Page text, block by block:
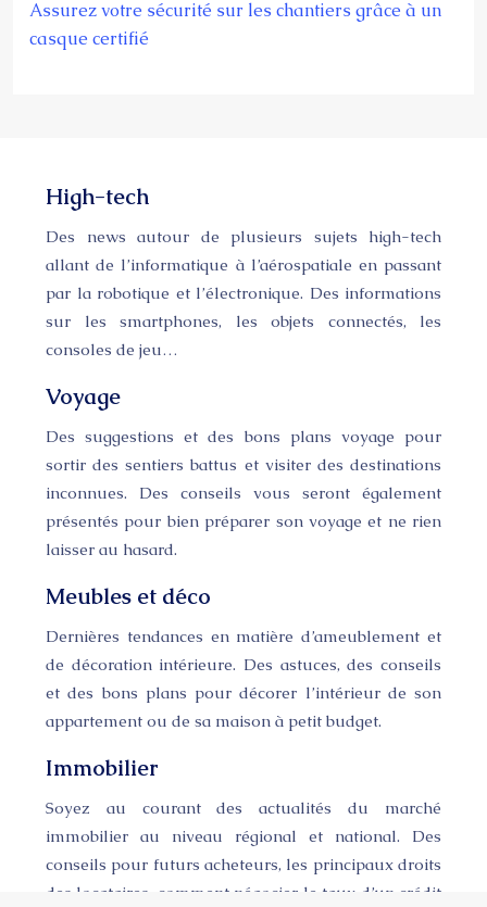
Assurez votre sécurité sur les chantiers grâce à un
casque certifié
High-tech
Des news autour de plusieurs sujets high-tech
allant de l’informatique à l’aérospatiale en passant
par la robotique et l’électronique. Des informations
sur les smartphones, les objets connectés, les
consoles de jeu…
Voyage
Des suggestions et des bons plans voyage pour
sortir des sentiers battus et visiter des destinations
inconnues. Des conseils vous seront également
présentés pour bien préparer son voyage et ne rien
laisser au hasard.
Meubles et déco
Dernières tendances en matière d’ameublement et
de décoration intérieure. Des astuces, des conseils
et des bons plans pour décorer l’intérieur de son
appartement ou de sa maison à petit budget.
Immobilier
Soyez au courant des actualités du marché
immobilier au niveau régional et national. Des
conseils pour futurs acheteurs, les principaux droits
des locataires, comment négocier le taux d’un crédit